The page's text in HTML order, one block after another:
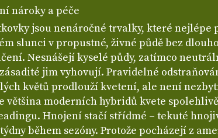
nároky a péče
jsou nenáročné trvalky, které nejlépe
slunci v propustné, živné půdě bez
Nesnášejí kyselé půdy, zatímco
jim vyhovují. Pravidelné
květů prodlouží kvetení, ale není
většina moderních hybridů kvete
Hnojení stačí střídmé – tekuté
týdny během sezóny. Protože pocházejí z